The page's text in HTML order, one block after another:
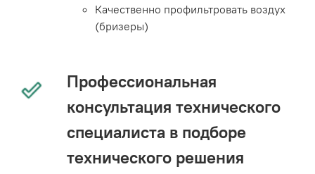
Качественно профильтровать воздух
(бризеры)
Профессиональная
консультация технического
специалиста в подборе
технического решения